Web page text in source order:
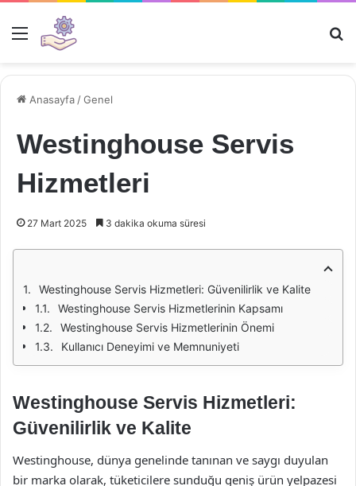
Menü
Anasayfa /Genel
Westinghouse Servis
Hizmetleri
27 Mart 2025 3 dakika okuma süresi
Westinghouse Servis Hizmetleri: Güvenilirlik ve Kalite
Westinghouse Servis Hizmetlerinin Kapsamı
Westinghouse Servis Hizmetlerinin Önemi
Kullanıcı Deneyimi ve Memnuniyeti
Westinghouse Servis Hizmetleri:
Güvenilirlik ve Kalite
Westinghouse, dünya genelinde tanınan ve saygı duyulan
bir marka olarak, tüketicilere sunduğu geniş ürün yelpazesi